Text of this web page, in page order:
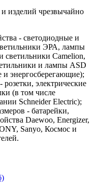
изделий чрезвычайно
- светодиодные и
ЭРА, лампы
светильники Camelion,
и лампы ASD
энергосберегающие);
розетки, электрические
(в том числе
Schneider Electric);
- батарейки,
Daewoo, Energizer,
Sanyo, Космос и